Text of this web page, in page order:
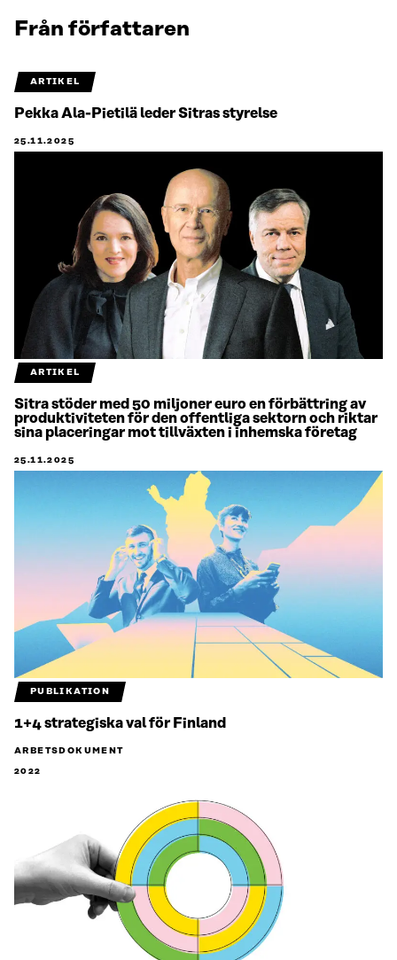
Från författaren
ARTIKEL
Pekka Ala-Pietilä leder Sitras styrelse
25.11.2025
ARTIKEL
Sitra stöder med 50 miljoner euro en förbättring av
produktiviteten för den offentliga sektorn och riktar
sina placeringar mot tillväxten i inhemska företag
25.11.2025
PUBLIKATION
1+4 strategiska val för Finland
ARBETSDOKUMENT
2022